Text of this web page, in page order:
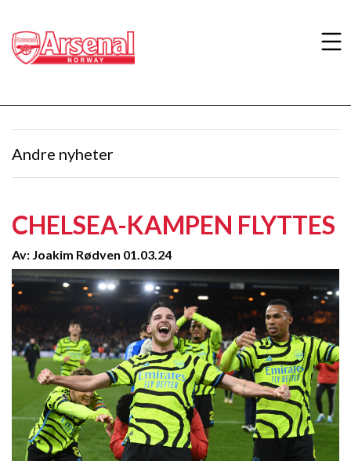
Andre nyheter
CHELSEA-KAMPEN FLYTTES
Av: Joakim Rødven 01.03.24